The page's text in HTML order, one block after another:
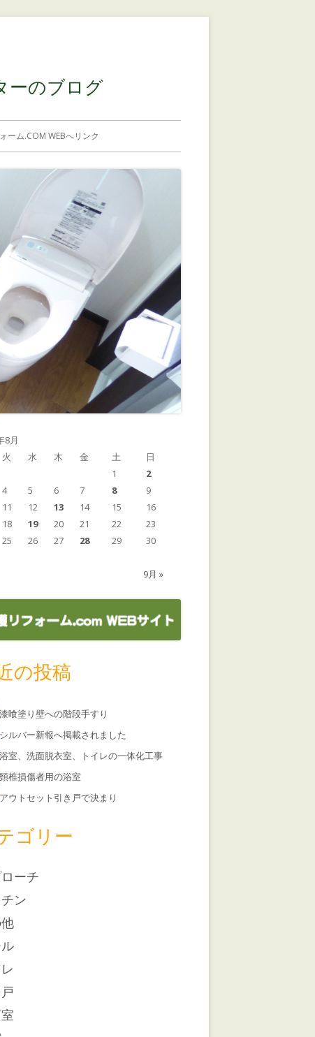
ーのブログ
ーム.COM WEBへリンク
8月
火 水 木 金 土 日
9月 »
1
2
4 5 6 7 8
9
11 12 13 14 15
16
18 19 20 21 22
23
25 26 27 28 29
30
の投稿
漆喰塗り壁への階段手すり
シルバー新報へ掲載されました
浴室、洗面脱衣室、トイレの一体化工事
頸椎損傷者用の浴室
アウトセット引き戸で決まり
ゴリー
ーチ
ン